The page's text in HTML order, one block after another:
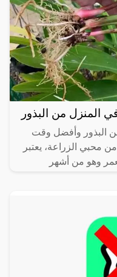
المنزل من البذور
البذور وأفضل وقت
محبي الزراعة، يعتبر
وهو من أشهر